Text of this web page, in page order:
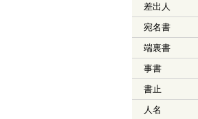
差出人
宛名書
端裏書
事書
書止
人名